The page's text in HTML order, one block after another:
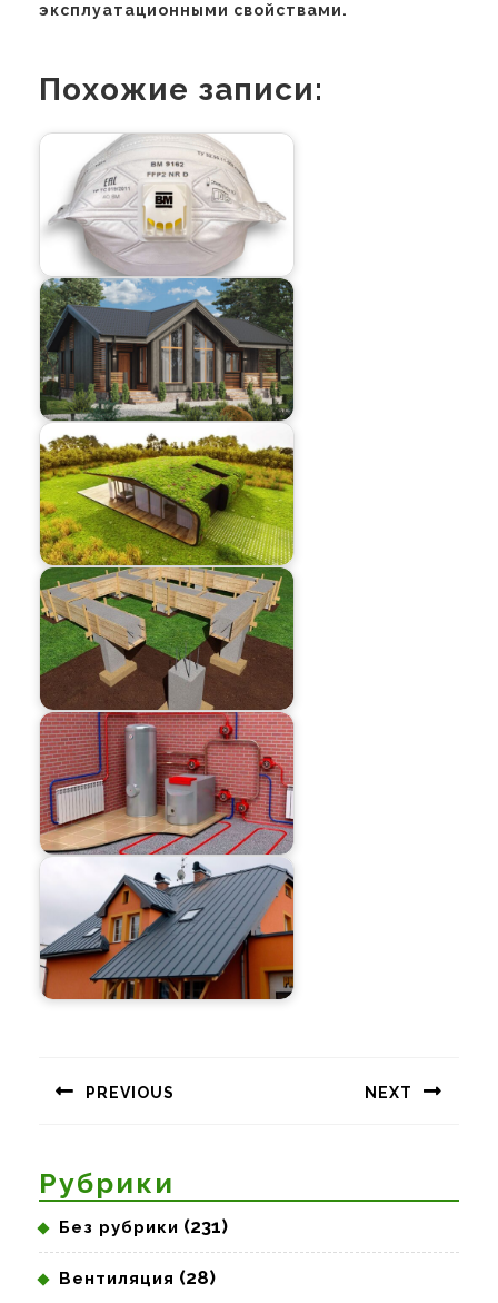
эксплуатационными свойствами.
Похожие записи:
записям
PREVIOUS NEXT
Рубрики
Без рубрики (231)
Вентиляция (28)